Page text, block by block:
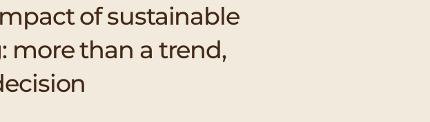
of sustainable
more than a trend,